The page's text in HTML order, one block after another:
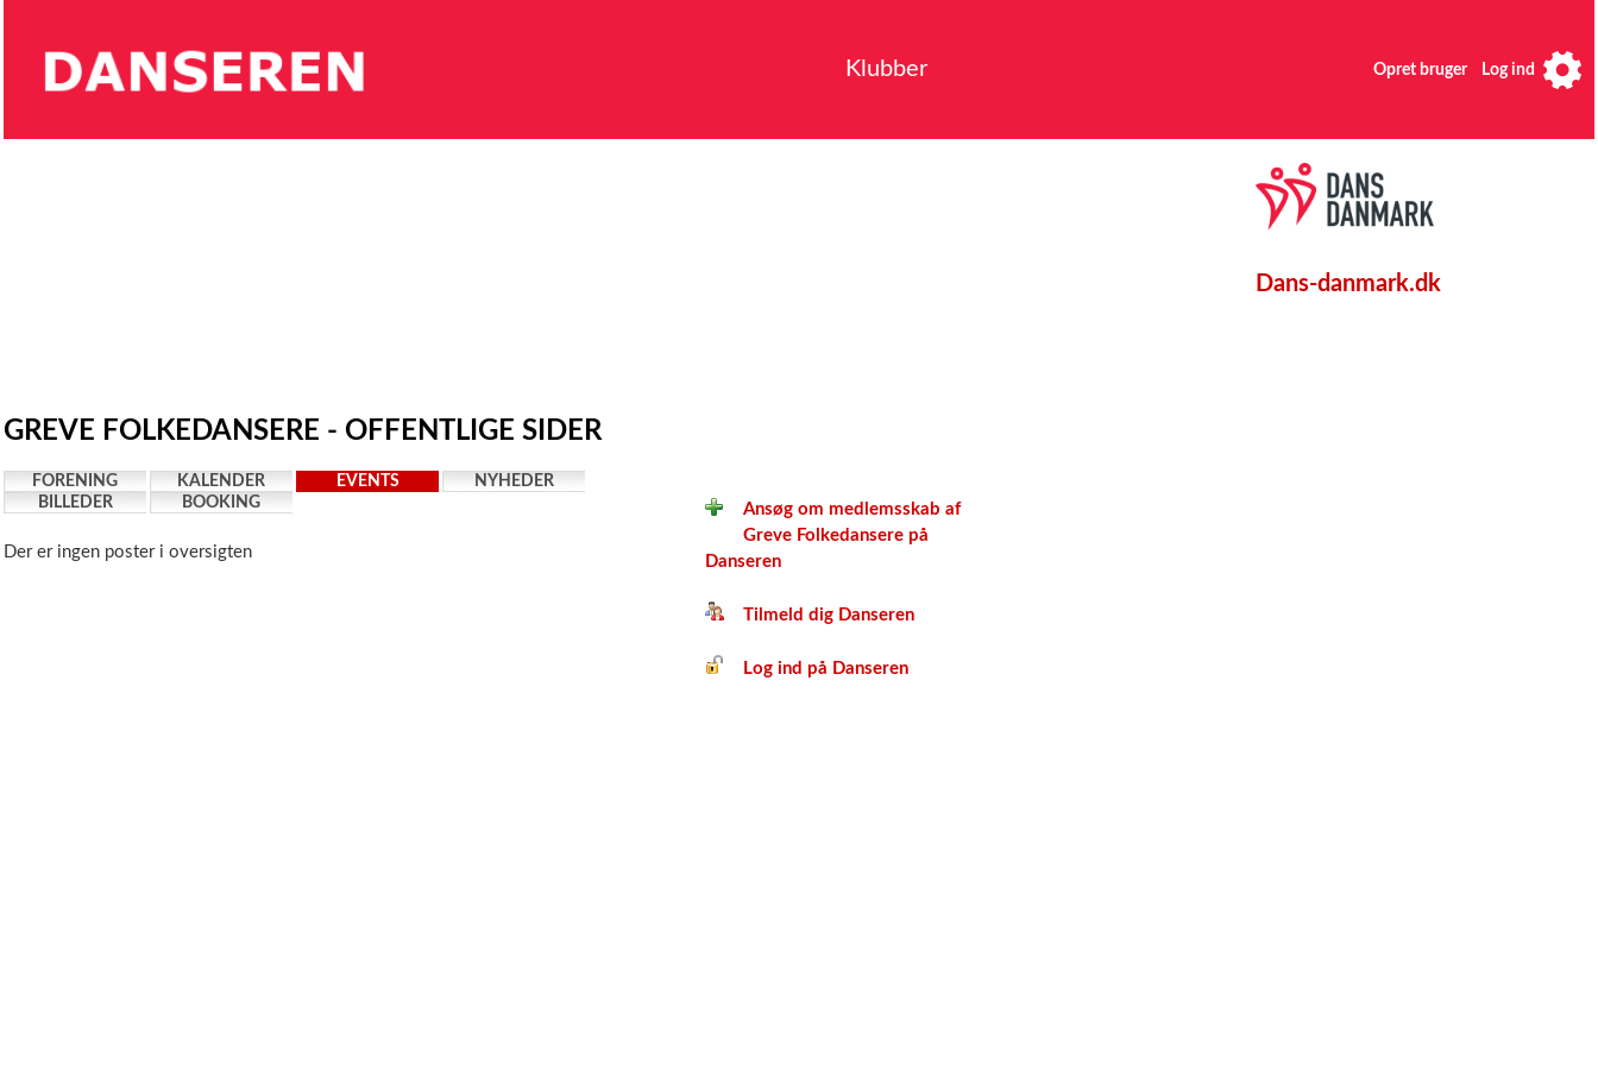
Klubber Opret bruger Log ind
GREVE FOLKEDANSERE - OFFENTLIGE SIDER
FORENING KALENDER EVENTS
NYHEDER
BILLEDER
BOOKING
Der er ingen poster i oversigten
Ansøg om medlemsskab af
Greve Folkedansere på
Danseren
Tilmeld dig Danseren
Log ind på Danseren
Dans-danmark.dk